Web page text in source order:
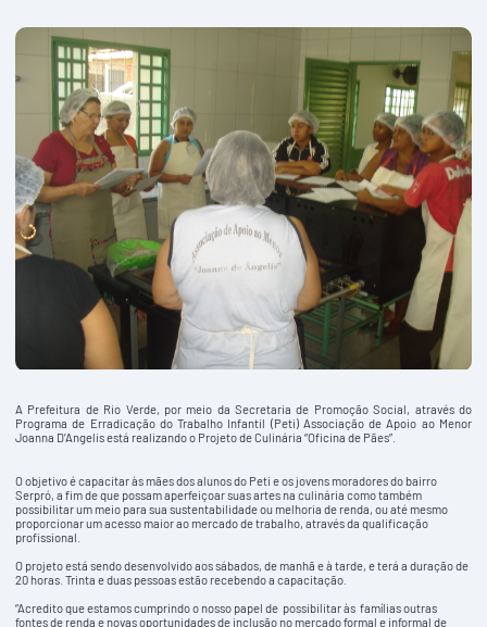
A Prefeitura de Rio Verde, por meio da Secretaria de Promoção Social, através do
Programa de Erradicação do Trabalho Infantil (Peti) Associação de Apoio ao Menor
Joanna D’Angelis está realizando o Projeto de Culinária “Oficina de Pães”.
O objetivo é capacitar às mães dos alunos do Peti e os jovens moradores do bairro
Serpró, a fim de que possam aperfeiçoar suas artes na culinária como também
possibilitar um meio para sua sustentabilidade ou melhoria de renda, ou até mesmo
proporcionar um acesso maior ao mercado de trabalho, através da qualificação
profissional.
O projeto está sendo desenvolvido aos sábados, de manhã e à tarde, e terá a duração de
20 horas. Trinta e duas pessoas estão recebendo a capacitação.
“Acredito que estamos cumprindo o nosso papel de possibilitar às famílias outras
fontes de renda e novas oportunidades de inclusão no mercado formal e informal de